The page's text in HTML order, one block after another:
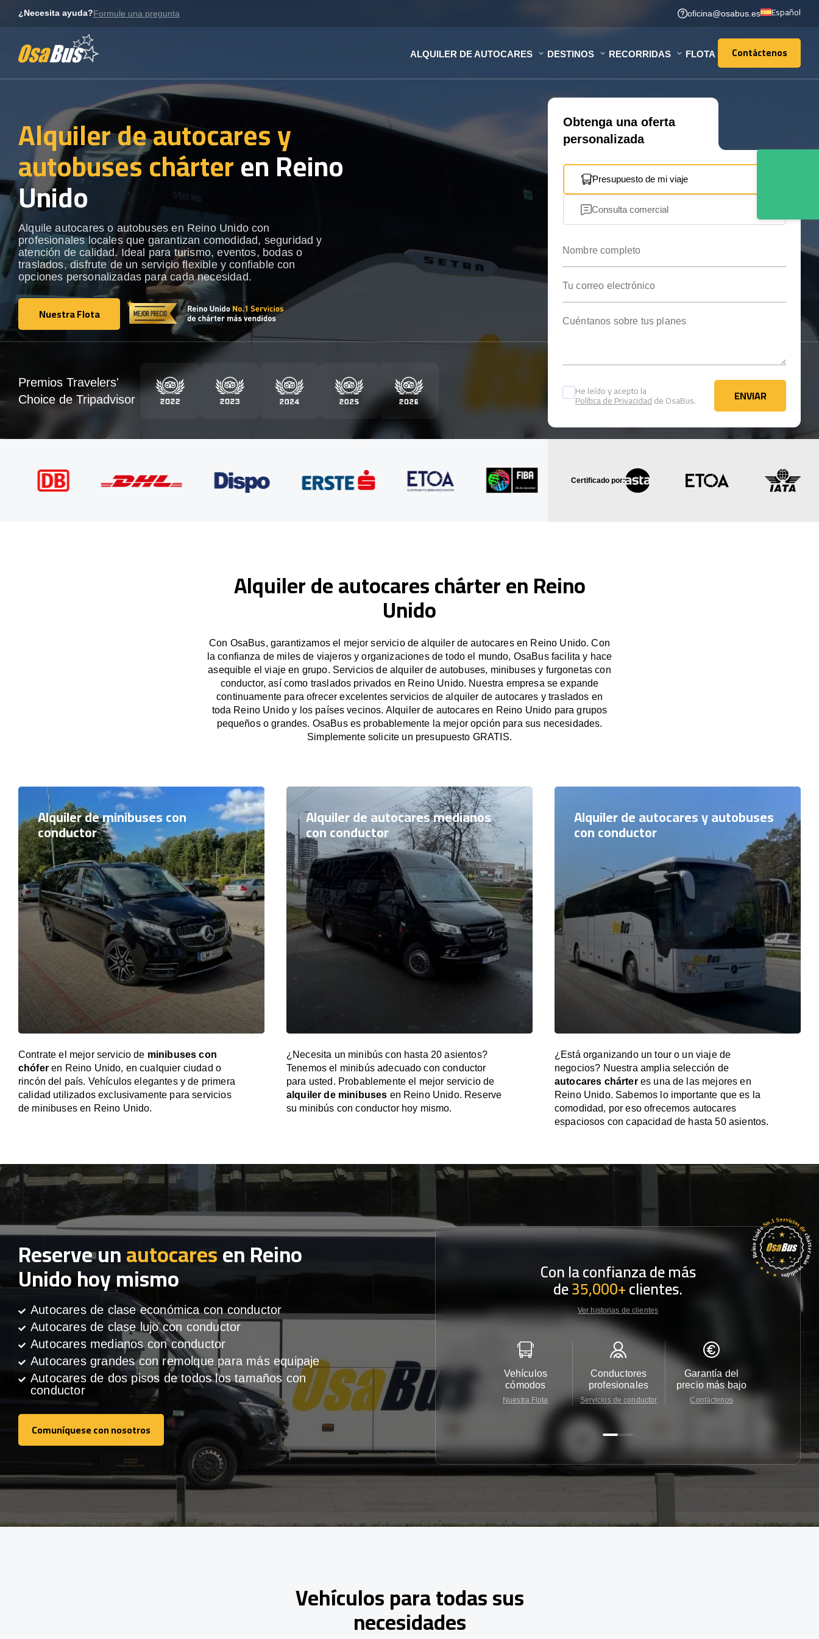
¿Necesita ayuda?Formule una pregunta oficina@osabus.es Español
ALQUILER DE AUTOCARES DESTINOS RECORRIDAS FLOTA Contáctenos
Contáctenos
Alquiler de autocares y
autobuses chárteren Reino
Unido
Alquile autocares o autobuses en Reino Unido con
profesionales locales que garantizan comodidad, seguridad y
atención de calidad. Ideal para turismo, eventos, bodas o
traslados, disfrute de un servicio flexible y confiable con
opciones personalizadas para cada necesidad.
Nuestra Flota
Nuestra Flota
Obtenga una oferta
personalizada
Presupuesto de mi viaje
Consulta comercial
He leído y acepto la
Política de Privacidadde OsaBus. ENVIAR
ENVIAR
Premios Travelers'
Choice de Tripadvisor
Certificado por:
Alquiler de autocares chárter en Reino
Unido
Con OsaBus, garantizamos el mejor servicio de alquiler de autocares en Reino Unido. Con
la confianza de miles de viajeros y organizaciones de todo el mundo, OsaBus facilita y hace
asequible el viaje en grupo. Servicios de alquiler de autobuses, minibuses y furgonetas con
conductor, así como traslados privados en Reino Unido. Nuestra empresa se expande
continuamente para ofrecer excelentes servicios de alquiler de autocares y traslados en
toda Reino Unido y los países vecinos. Alquiler de autocares en Reino Unido para grupos
pequeños o grandes. OsaBus es probablemente la mejor opción para sus necesidades.
Simplemente solicite un presupuesto GRATIS.
Alquiler de minibuses con
conductor
Contrate el mejor servicio de minibuses con
chóferen Reino Unido, en cualquier ciudad o
rincón del país. Vehículos elegantes y de primera
calidad utilizados exclusivamente para servicios
de minibuses en Reino Unido.
Alquiler de autocares medianos
con conductor
¿Necesita un minibús con hasta 20 asientos?
Tenemos el minibús adecuado con conductor
para usted. Probablemente el mejor servicio de
alquiler de minibuses en Reino Unido. Reserve
su minibús con conductor hoy mismo.
Alquiler de autocares y autobuses
con conductor
¿Está organizando un tour o un viaje de
negocios? Nuestra amplia selección de
autocares chárteres una de las mejores en
Reino Unido. Sabemos lo importante que es la
comodidad, por eso ofrecemos autocares
espaciosos con capacidad de hasta 50 asientos.
Reserve unautocaresen Reino
Unido hoy mismo
Autocares de clase económica con conductor
Autocares de clase lujo con conductor
Autocares medianos con conductor
Autocares grandes con remolque para más equipaje
Autocares de dos pisos de todos los tamaños con
conductor
Comuníquese con nosotros
Comuníquese con nosotros
Con la confianza de más
de35,000+clientes.
Ver historias de clientes
Vehículos
cómodos
Nuestra Flota
Conductores
profesionales
Servicios de conductor
Garantía del
precio más bajo
Contáctenos
Vehículos para todas sus
necesidades